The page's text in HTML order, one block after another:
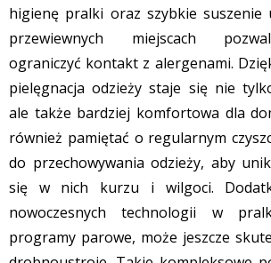
higienę pralki oraz szybkie suszenie
przewiewnych miejscach
ograniczyć kontakt z alergenami.
pielęgnacja odzieży staje się nie
ale także bardziej komfortowa dla
również pamiętać o regularnym
do przechowywania odzieży, aby
się w nich kurzu i wilgoci.
nowoczesnych technologii w
programy parowe, może jeszcze